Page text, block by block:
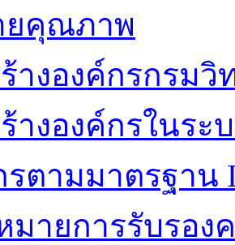
ยคุณภาพ
างองค์กรกรม
างองค์กรในร
ตามมาตรฐาน
มายการรับรอ